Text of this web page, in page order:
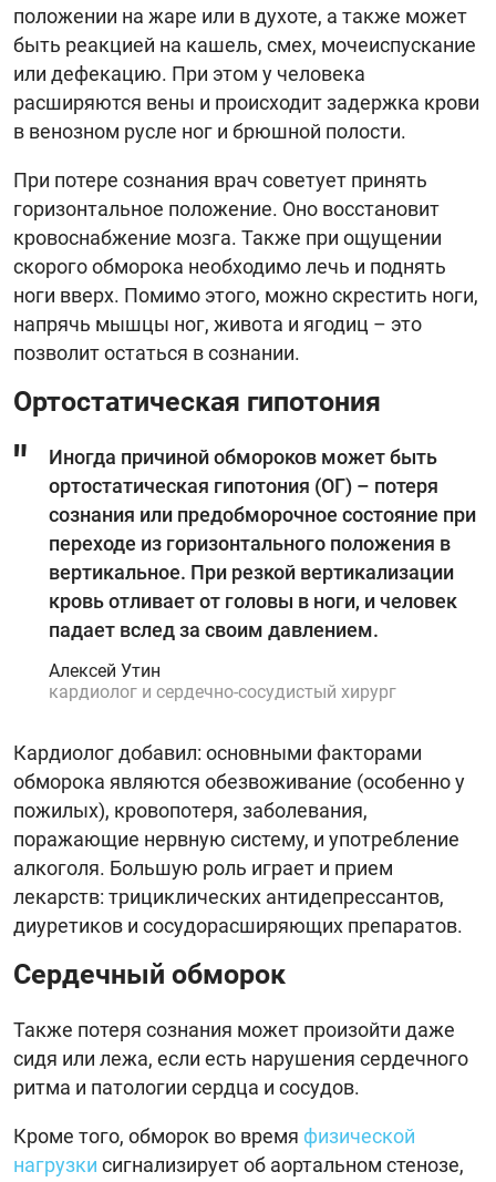
положении на жаре или в духоте, а также может
быть реакцией на кашель, смех, мочеиспускание
или дефекацию. При этом у человека
расширяются вены и происходит задержка крови
в венозном русле ног и брюшной полости.
При потере сознания врач советует принять
горизонтальное положение. Оно восстановит
кровоснабжение мозга. Также при ощущении
скорого обморока необходимо лечь и поднять
ноги вверх. Помимо этого, можно скрестить ноги,
напрячь мышцы ног, живота и ягодиц – это
позволит остаться в сознании.
Ортостатическая гипотония
Иногда причиной обмороков может быть
ортостатическая гипотония (ОГ) – потеря
сознания или предобморочное состояние при
переходе из горизонтального положения в
вертикальное. При резкой вертикализации
кровь отливает от головы в ноги, и человек
падает вслед за своим давлением.
Алексей Утин
кардиолог и сердечно-сосудистый хирург
Кардиолог добавил: основными факторами
обморока являются обезвоживание (особенно у
пожилых), кровопотеря, заболевания,
поражающие нервную систему, и употребление
алкоголя. Большую роль играет и прием
лекарств: трициклических антидепрессантов,
диуретиков и сосудорасширяющих препаратов.
Сердечный обморок
Также потеря сознания может произойти даже
сидя или лежа, если есть нарушения сердечного
ритма и патологии сердца и сосудов.
Кроме того, обморок во время физической
нагрузки сигнализирует об аортальном стенозе,